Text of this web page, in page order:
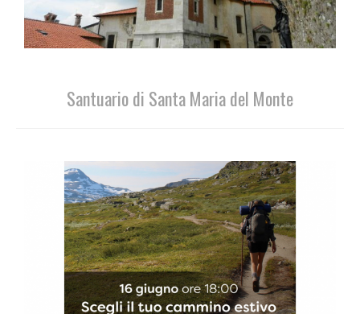
Santuario di Santa Maria del Monte